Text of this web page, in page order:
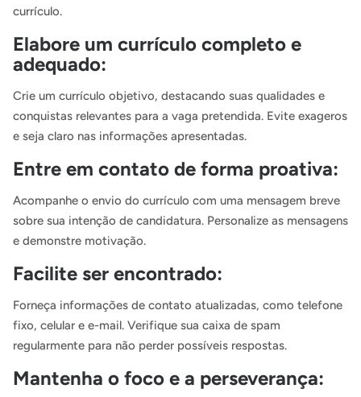
currículo.
Elabore um currículo completo e
adequado:
Crie um currículo objetivo, destacando suas qualidades e
conquistas relevantes para a vaga pretendida. Evite exageros
e seja claro nas informações apresentadas.
Entre em contato de forma proativa:
Acompanhe o envio do currículo com uma mensagem breve
sobre sua intenção de candidatura. Personalize as mensagens
e demonstre motivação.
Facilite ser encontrado:
Forneça informações de contato atualizadas, como telefone
fixo, celular e e-mail. Verifique sua caixa de spam
regularmente para não perder possíveis respostas.
Mantenha o foco e a perseverança: